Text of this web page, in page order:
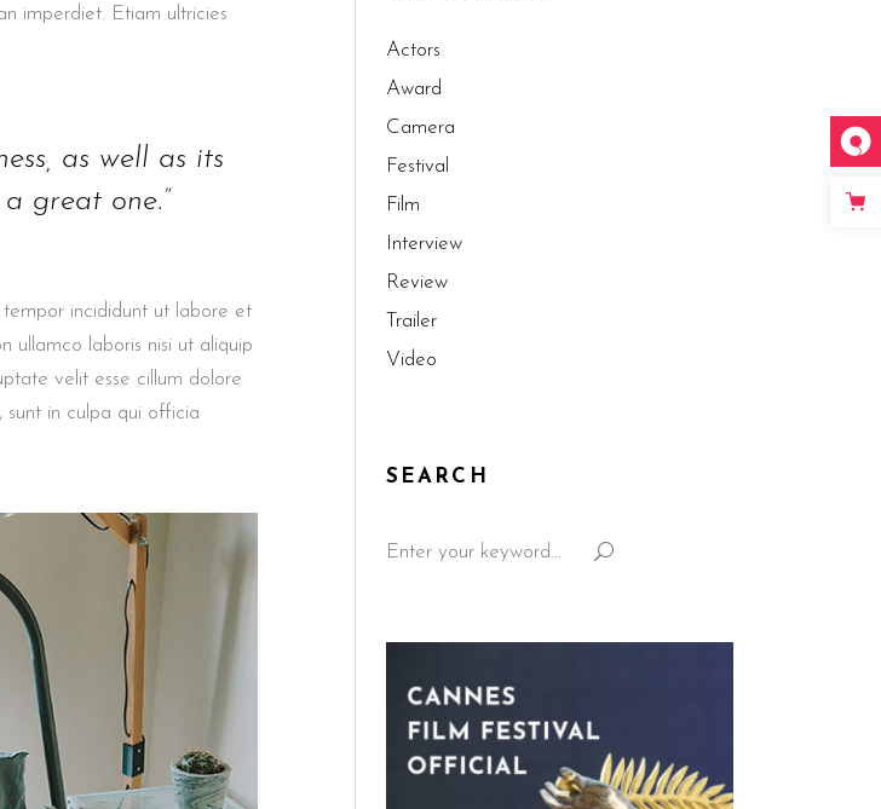
imperdiet. Etiam ultricies
as well as its
great one.”
incididunt ut labore et
ullamco laboris nisi ut aliquip
velit esse cillum dolore
in culpa qui officia
Actors
Award
Camera
Festival
Film
Interview
Review
Trailer
Video
SEARCH
for: